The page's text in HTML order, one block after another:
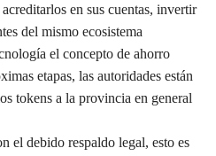
en sus cuentas, invertir
del mismo ecosistema
el concepto de ahorro
etapas, las autoridades están
tokens a la provincia en general
el debido respaldo legal, esto es